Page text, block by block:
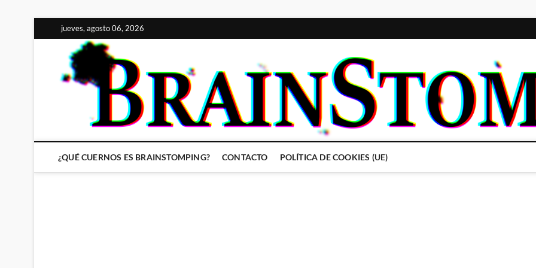
al
contenido
jueves, agosto 06, 2026
¿QUÉ CUERNOS ES BRAINSTOMPING? CONTACTO POLÍTICA DE COOKIES (UE)